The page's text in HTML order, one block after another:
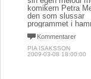
komikern Petra
den som slussar
programmet i
Kommentarer
PIA ISAKSSON
2009-03-08 18:00:00